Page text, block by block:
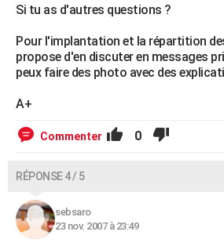
Si tu as d'autres questions ?
Pour l'implantation et la répartition
propose d'en discuter en messages
peux faire des photo avec des
A+
Commenter 0
RÉPONSE 4 / 5
sebsaro
23 nov. 2007 à 23:49